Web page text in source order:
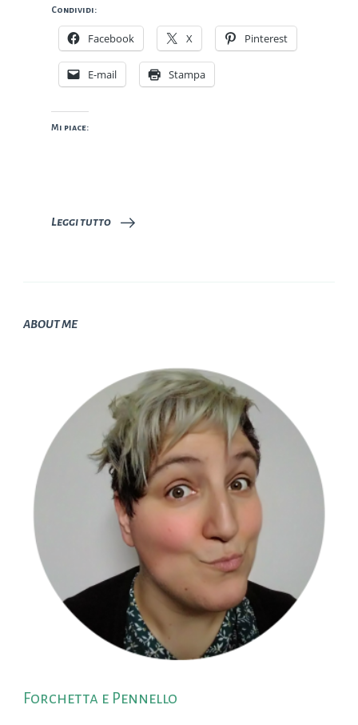
Condividi:
Facebook X Pinterest
E-mail Stampa
Mi piace:
Leggi tutto
ABOUT ME
Forchetta e Pennello